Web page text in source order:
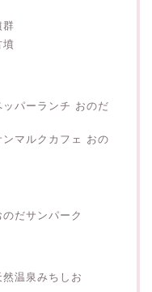
群
墳
パーランチ おのだ
マルクカフェ おの
だサンパーク
温泉みちしお